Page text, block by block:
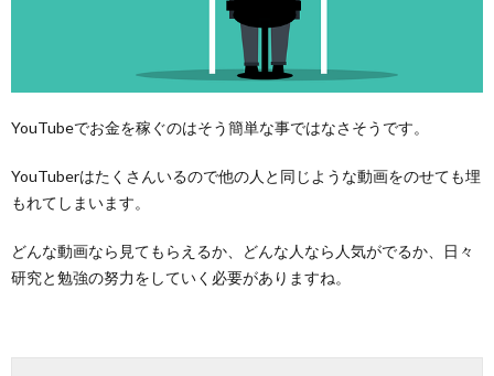
YouTubeでお金を稼ぐのはそう簡単な事ではなさそうです。
YouTuberはたくさんいるので他の人と同じような動画をのせても埋
もれてしまいます。
どんな動画なら見てもらえるか、どんな人なら人気がでるか、日々
研究と勉強の努力をしていく必要がありますね。